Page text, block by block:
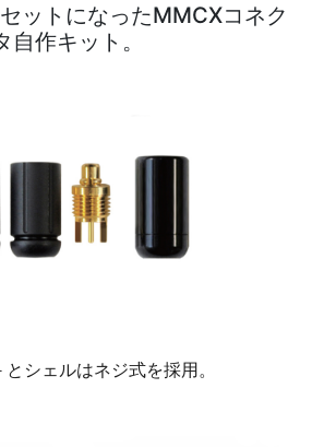
ットになったMMCXコネク
自作キット。
とシェルはネジ式を採用。